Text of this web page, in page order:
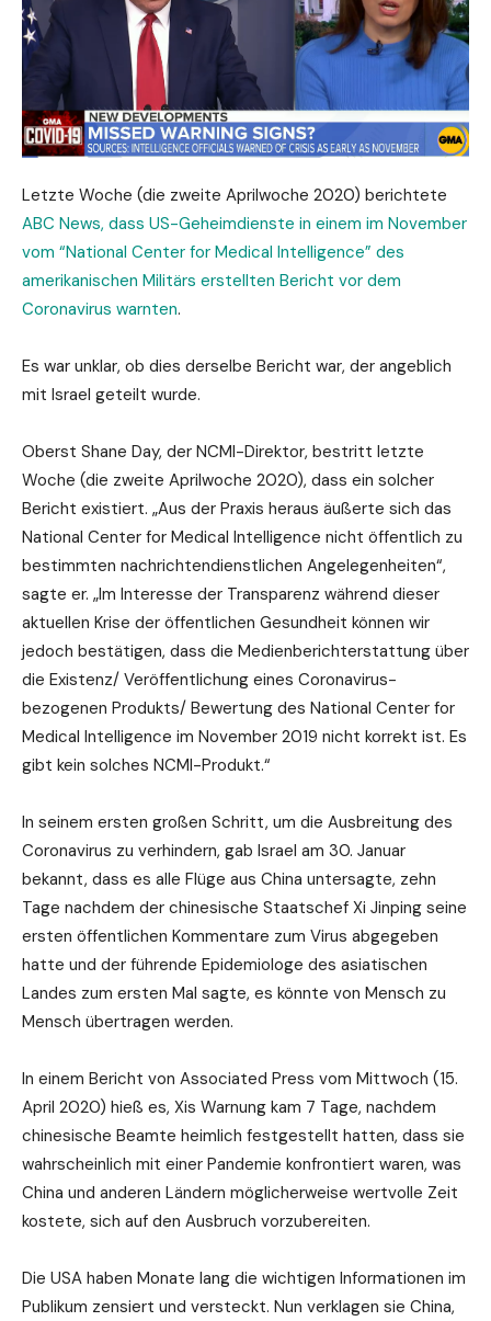
Letzte Woche (die zweite Aprilwoche 2020) berichtete
ABC News, dass US-Geheimdienste in einem im November
vom “National Center for Medical Intelligence” des
amerikanischen Militärs erstellten Bericht vor dem
Coronavirus warnten.
Es war unklar, ob dies derselbe Bericht war, der angeblich
mit Israel geteilt wurde.
Oberst Shane Day, der NCMI-Direktor, bestritt letzte
Woche (die zweite Aprilwoche 2020), dass ein solcher
Bericht existiert. „Aus der Praxis heraus äußerte sich das
National Center for Medical Intelligence nicht öffentlich zu
bestimmten nachrichtendienstlichen Angelegenheiten“,
sagte er. „Im Interesse der Transparenz während dieser
aktuellen Krise der öffentlichen Gesundheit können wir
jedoch bestätigen, dass die Medienberichterstattung über
die Existenz/ Veröffentlichung eines Coronavirus-
bezogenen Produkts/ Bewertung des National Center for
Medical Intelligence im November 2019 nicht korrekt ist. Es
gibt kein solches NCMI-Produkt.“
In seinem ersten großen Schritt, um die Ausbreitung des
Coronavirus zu verhindern, gab Israel am 30. Januar
bekannt, dass es alle Flüge aus China untersagte, zehn
Tage nachdem der chinesische Staatschef Xi Jinping seine
ersten öffentlichen Kommentare zum Virus abgegeben
hatte und der führende Epidemiologe des asiatischen
Landes zum ersten Mal sagte, es könnte von Mensch zu
Mensch übertragen werden.
In einem Bericht von Associated Press vom Mittwoch (15.
April 2020) hieß es, Xis Warnung kam 7 Tage, nachdem
chinesische Beamte heimlich festgestellt hatten, dass sie
wahrscheinlich mit einer Pandemie konfrontiert waren, was
China und anderen Ländern möglicherweise wertvolle Zeit
kostete, sich auf den Ausbruch vorzubereiten.
Die USA haben Monate lang die wichtigen Informationen im
Publikum zensiert und versteckt. Nun verklagen sie China,